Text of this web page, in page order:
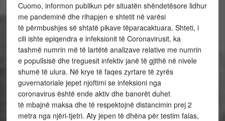
Cuomo, informon publikun për situatën shëndetësore lidhur
me pandeminë dhe rihapjen e shtetit në varësi
të përmbushjes së shtatë pikave tëparacaktuara. Shteti, i
cili ishte epiqendra e infeksionit të Coronavirusit, ka
tashmë numrin më të lartëtë analizave relative me numrin
e popullsisë dhe treguesit infektiv janë të gjithë në nivele
shumë të ulura. Në krye të faqes zyrtare të zyrës
guvernatoriale jepet njoftimi se infeksioni nga
coronavirus është ende aktiv dhe banorët duhet
të mbajnë maksa dhe të respektojnë distancimin prej 2
metra nga njëri-tjetri. Aty jepen të dhëna për testim falas,